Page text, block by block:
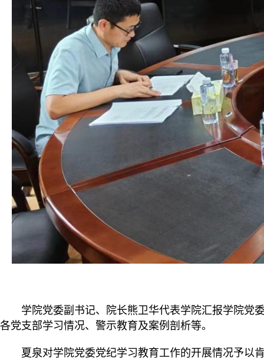
学院党委副书记、院长熊卫华代表学院汇报学院党
各党支部学习情况、警示教育及案例剖析等。
夏泉对学院党委党纪学习教育工作的开展情况予以